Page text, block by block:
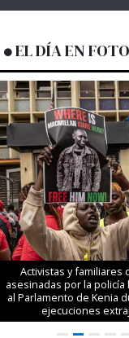
EL DÍA EN
Activistas y
asesinadas por la
al Parlamento de Kenia
ejecuciones
Previous